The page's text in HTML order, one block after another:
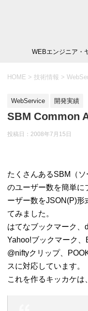
WEBエンジニア・
HOME > 技術情報 >
WebService 開発実績
SBM Common
投稿日： 2008年7月15日
たくさんあるSBM（
のユーザー数を簡単に
ーザー数をJSON(P)形
てみました。
はてなブックマーク、
Yahoo!ブックマーク、
@niftyクリップ、
スに対応しています。
これを作るキッカケは